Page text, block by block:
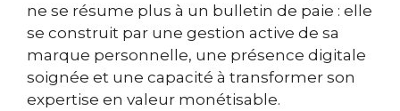
ne se résume plus à un bulletin de paie : elle
se construit par une gestion active de sa
marque personnelle, une présence digitale
soignée et une capacité à transformer son
expertise en valeur monétisable.